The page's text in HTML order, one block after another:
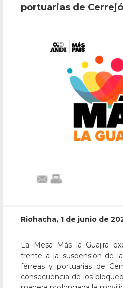
portuarias de
Riohacha, 1 de junio de
La Mesa Más la Guajira
frente a la suspensión de
férreas y portuarias de
consecuencia de los